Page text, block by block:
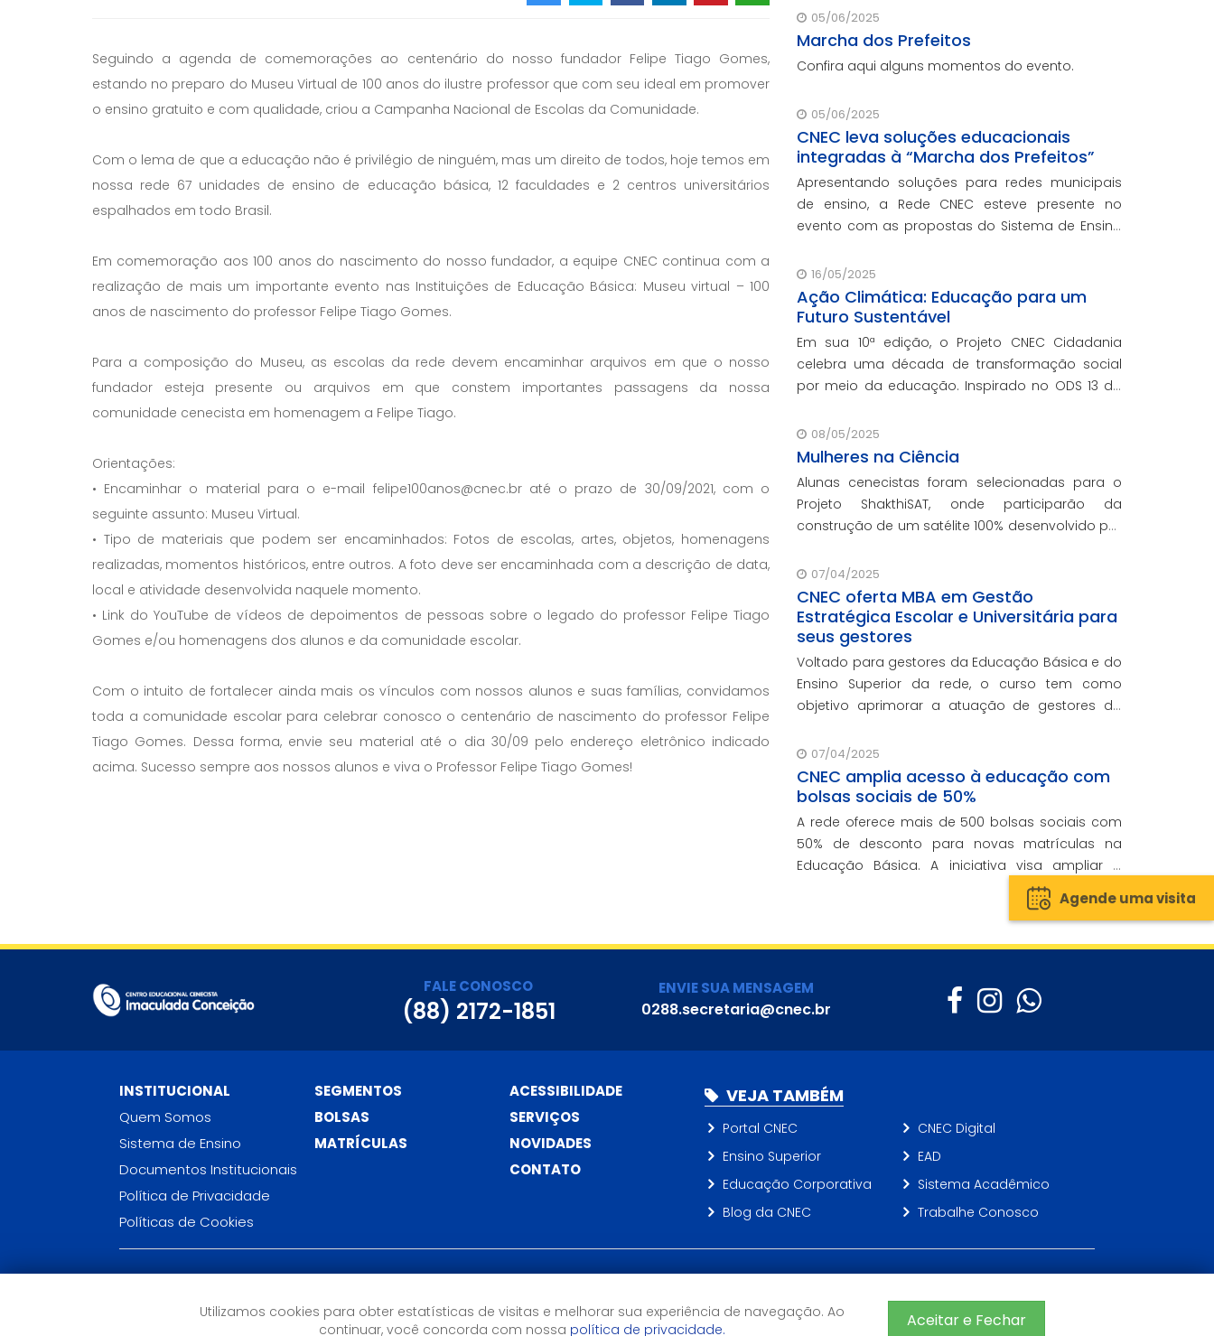
Agende uma visita
Seguindo a agenda de comemorações ao centenário do nosso fundador Felipe Tiago Gomes,
estando no preparo do Museu Virtual de 100 anos do ilustre professor que com seu ideal em promover
o ensino gratuito e com qualidade, criou a Campanha Nacional de Escolas da Comunidade.
Com o lema de que a educação não é privilégio de ninguém, mas um direito de todos, hoje temos em
nossa rede 67 unidades de ensino de educação básica, 12 faculdades e 2 centros universitários
espalhados em todo Brasil.
Em comemoração aos 100 anos do nascimento do nosso fundador, a equipe CNEC continua com a
realização de mais um importante evento nas Instituições de Educação Básica: Museu virtual – 100
anos de nascimento do professor Felipe Tiago Gomes.
Para a composição do Museu, as escolas da rede devem encaminhar arquivos em que o nosso
fundador esteja presente ou arquivos em que constem importantes passagens da nossa
comunidade cenecista em homenagem a Felipe Tiago.
Orientações:
• Encaminhar o material para o e-mail felipe100anos@cnec.br até o prazo de 30/09/2021, com o
seguinte assunto: Museu Virtual.
• Tipo de materiais que podem ser encaminhados: Fotos de escolas, artes, objetos, homenagens
realizadas, momentos históricos, entre outros. A foto deve ser encaminhada com a descrição de data,
local e atividade desenvolvida naquele momento.
• Link do YouTube de vídeos de depoimentos de pessoas sobre o legado do professor Felipe Tiago
Gomes e/ou homenagens dos alunos e da comunidade escolar.
Com o intuito de fortalecer ainda mais os vínculos com nossos alunos e suas famílias, convidamos
toda a comunidade escolar para celebrar conosco o centenário de nascimento do professor Felipe
Tiago Gomes. Dessa forma, envie seu material até o dia 30/09 pelo endereço eletrônico indicado
acima. Sucesso sempre aos nossos alunos e viva o Professor Felipe Tiago Gomes!
Mesmo para os municípios que não
participaram da Marcha dos Prefeito
05/06/2025
Marcha dos Prefeitos
Confira aqui alguns momentos do evento.
05/06/2025
CNEC leva soluções educacionais
integradas à “Marcha dos Prefeitos”
Apresentando soluções para redes municipais
de ensino, a Rede CNEC esteve presente no
evento com as propostas do Sistema de Ensino
docente, serviços de gestão escolar e parcerias
com prefeituras durante ev
16/05/2025
Ação Climática: Educação para um
Futuro Sustentável
Em sua 10ª edição, o Projeto CNEC Cidadania
celebra uma década de transformação social
por meio da educação. Inspirado no ODS 13 da
climáticas e na promoção da sustentabilidade.
08/05/2025
Mulheres na Ciência
Alunas cenecistas foram selecionadas para o
Projeto ShakthiSAT, onde participarão da
construção de um satélite 100% desenvolvido por
07/04/2025
CNEC oferta MBA em Gestão
Estratégica Escolar e Universitária para
seus gestores
Voltado para gestores da Educação Básica e do
Ensino Superior da rede, o curso tem como
objetivo aprimorar a atuação de gestores da
continuada em serviço da instituição, contando
com o oferecimento gratuito da Re
07/04/2025
CNEC amplia acesso à educação com
bolsas sociais de 50%
A rede oferece mais de 500 bolsas sociais com
50% de desconto para novas matrículas na
Educação Básica. A iniciativa visa ampliar o
acesso ao ensino de qualidade e promover a
FALE CONOSCO
(88) 2172-1851
ENVIE SUA MENSAGEM
0288.secretaria@cnec.br
INSTITUCIONAL
Quem Somos
Sistema de Ensino
Documentos Institucionais
Política de Privacidade
Políticas de Cookies
SEGMENTOS
BOLSAS
MATRÍCULAS
ACESSIBILIDADE
SERVIÇOS
NOVIDADES
CONTATO
VEJA TAMBÉM
Portal CNEC
CNEC Digital
Ensino Superior
EAD
Educação Corporativa
Sistema Acadêmico
Blog da CNEC
Trabalhe Conosco
Rua Joaquim Moreira, 260 - Centro
8h às 18h
©2026 CNEC - Todos os direitos reservados
Sistema de Ensino CNEC
Utilizamos cookies para obter estatísticas de visitas e melhorar sua experiência de navegação. Ao
continuar, você concorda com nossa política de privacidade. Aceitar e Fechar